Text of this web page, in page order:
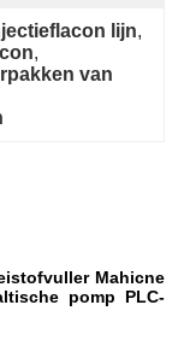
lijn
,
van
Mahicne
pomp PLC-